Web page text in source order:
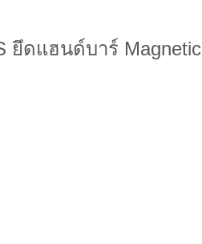
ยึดแฮนด์บาร์ Magnetic